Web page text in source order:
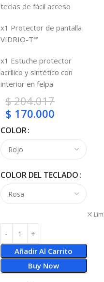
teclas de fácil acceso
x1 Protector de pantalla
VIDRIO-T™
x1 Estuche protector
acrílico y sintético con
interior en felpa
$204.017
$ 170.000
COLOR
COLOR DEL TECLADO
Añadir Al Carrito
Buy Now